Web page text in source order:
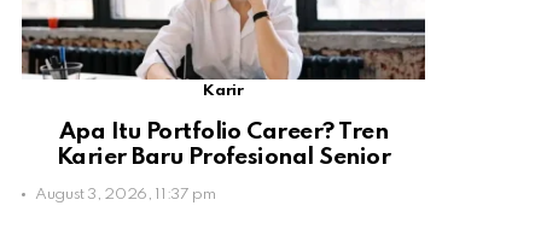
Karir
Apa Itu Portfolio Career? Tren
Karier Baru Profesional Senior
August 3, 2026, 11:37 pm